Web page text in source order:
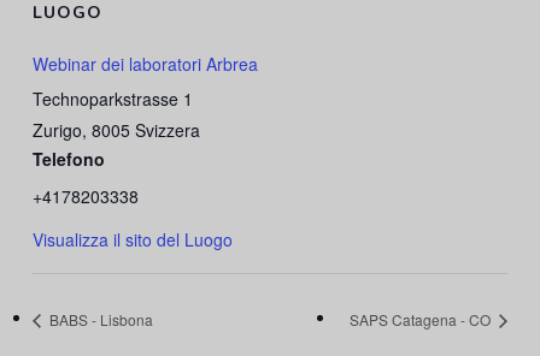
LUOGO
Webinar dei laboratori Arbrea
Technoparkstrasse 1
Zurigo, 8005 Svizzera
Telefono
+4178203338
Visualizza il sito del Luogo
BABS - Lisbona SAPS Catagena - CO